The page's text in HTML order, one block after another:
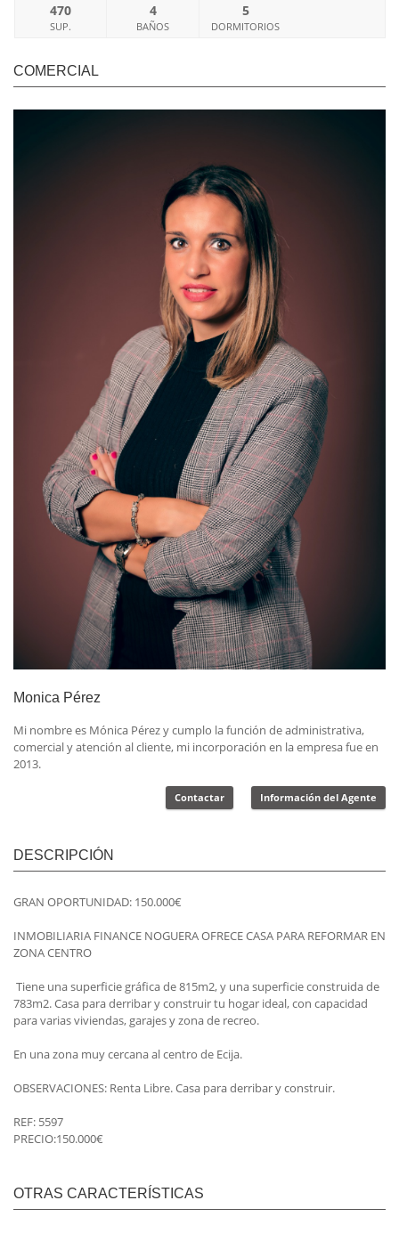
470
SUP.
4
BAÑOS
5
DORMITORIOS
COMERCIAL
Monica Pérez
Mi nombre es Mónica Pérez y cumplo la función de administrativa,
comercial y atención al cliente, mi incorporación en la empresa fue en
2013.
Información del Agente
Contactar
DESCRIPCIÓN
GRAN OPORTUNIDAD: 150.000€
INMOBILIARIA FINANCE NOGUERA OFRECE CASA PARA REFORMAR EN
ZONA CENTRO
Tiene una superficie gráfica de 815m2, y una superficie construida de
783m2. Casa para derribar y construir tu hogar ideal, con capacidad
para varias viviendas, garajes y zona de recreo.
En una zona muy cercana al centro de Ecija.
OBSERVACIONES: Renta Libre. Casa para derribar y construir.
REF: 5597
PRECIO:150.000€
OTRAS CARACTERÍSTICAS